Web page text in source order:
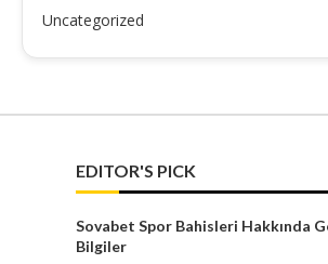
Uncategorized
EDITOR'S PICK
Sovabet Spor Bahisleri Hakkında
Bilgiler